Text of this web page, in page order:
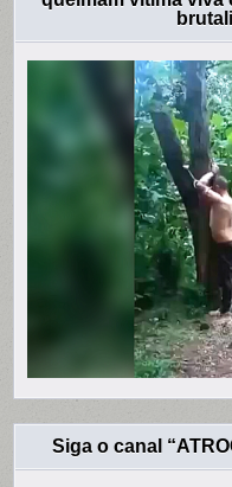
Siga o canal